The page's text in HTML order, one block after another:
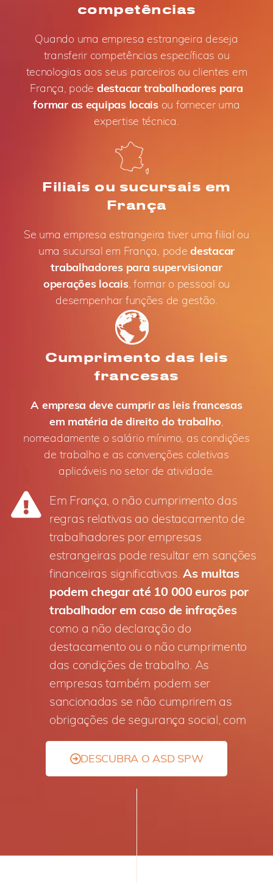
competências
Quando uma empresa estrangeira deseja
transferir competências específicas ou
tecnologias aos seus parceiros ou clientes em
França, pode destacar trabalhadores para
formar as equipas locaisou fornecer uma
expertise técnica.
Filiais ou sucursais em
França
Se uma empresa estrangeira tiver uma filial ou
uma sucursal em França, podedestacar
trabalhadores para supervisionar
operações locais, formar o pessoal ou
desempenhar funções de gestão.
Cumprimento das leis
francesas
A empresa deve cumprir as leis francesas
em matéria de direito do trabalho,
nomeadamente o salário mínimo, as condições
de trabalho e as convenções coletivas
aplicáveis no setor de atividade.
Em França, o não cumprimento das
regras relativas ao destacamento de
trabalhadores por empresas
estrangeiras pode resultar em sanções
financeiras significativas.As multas
podem chegar até 10 000 euros por
trabalhador em caso de infrações
como a não declaração do
destacamento ou o não cumprimento
das condições de trabalho. As
empresas também podem ser
sancionadas se não cumprirem as
obrigações de segurança social, com
DESCUBRA O ASD SPW